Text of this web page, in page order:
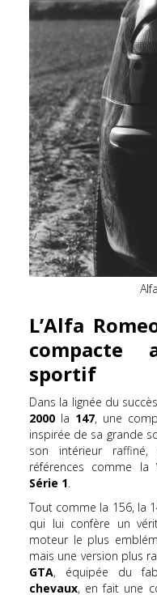
L’Alfa
compacte
sportif
Dans la lignée du
2000 la 147, une
inspirée de sa grande
son intérieur
références comme la
Série 1.
Tout comme la 156, la
qui lui confère un
moteur le plus
mais une version plus
GTA, équipée du
chevaux, en fait une